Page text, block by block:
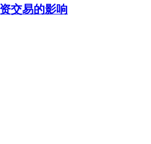
交易的影响